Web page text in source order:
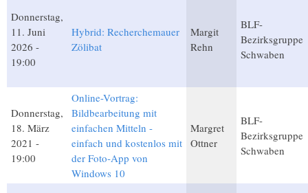
Donnerstag,
11. Juni
2026 -
19:00
Hybrid: Recherchemauer
Zölibat
Margit
Rehn
BLF-
Bezirksgruppe
Schwaben
Donnerstag,
18. März
2021 -
19:00
Online-Vortrag:
Bildbearbeitung mit
einfachen Mitteln -
einfach und kostenlos mit
der Foto-App von
Windows 10
Margret
Ottner
BLF-
Bezirksgruppe
Schwaben